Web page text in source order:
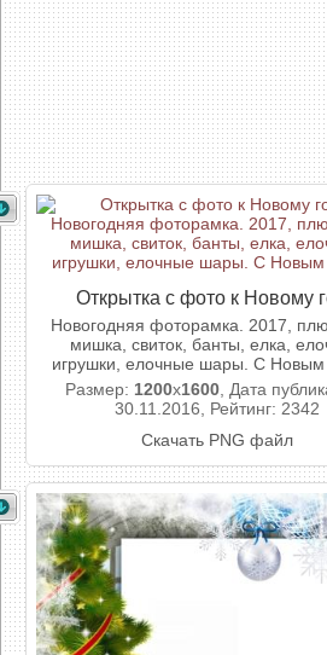
Открытка с фото к Новому
Новогодняя фоторамка. 2017,
мишка, свиток, банты, елка,
игрушки, елочные шары. С Новым
Размер: 1200x1600 , Дата
30.11.2016, Рейтинг: 2342
Скачать PNG файл